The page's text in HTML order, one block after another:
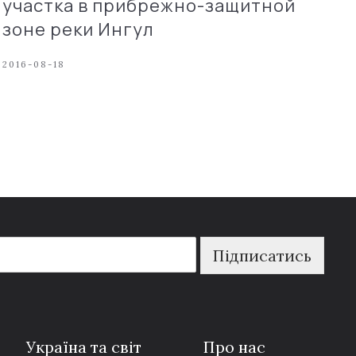
участка в прибрежно-защитной
зоне реки Ингул
2016-08-18
Підписатись
Україна та світ
Про нас